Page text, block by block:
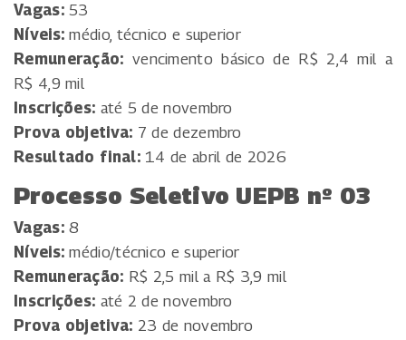
Vagas:53
Níveis: médio, técnico e superior
Remuneração: vencimento básico de R$ 2,4 mil a
R$ 4,9 mil
Inscrições: até 5 de novembro
Prova objetiva: 7 de dezembro
Resultado final:14 de abril de 2026
Processo Seletivo UEPB nº 03
Vagas:8
Níveis: médio/técnico e superior
Remuneração: R$ 2,5 mil a R$ 3,9 mil
Inscrições: até 2 de novembro
Prova objetiva: 23 de novembro